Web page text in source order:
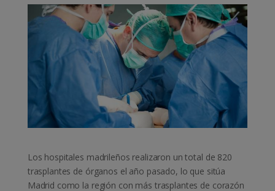
Los hospitales madrileños realizaron un total de 820
trasplantes de órganos el año pasado, lo que sitúa
Madrid como la región con más trasplantes de corazón